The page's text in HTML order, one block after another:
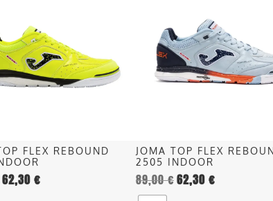
recente
FLEX REBOUND
62,30€
JOMA TOP FLEX
2505 INDOOR
89,00€62,30€
varianti.
opzioni
pagina
del
prodotto